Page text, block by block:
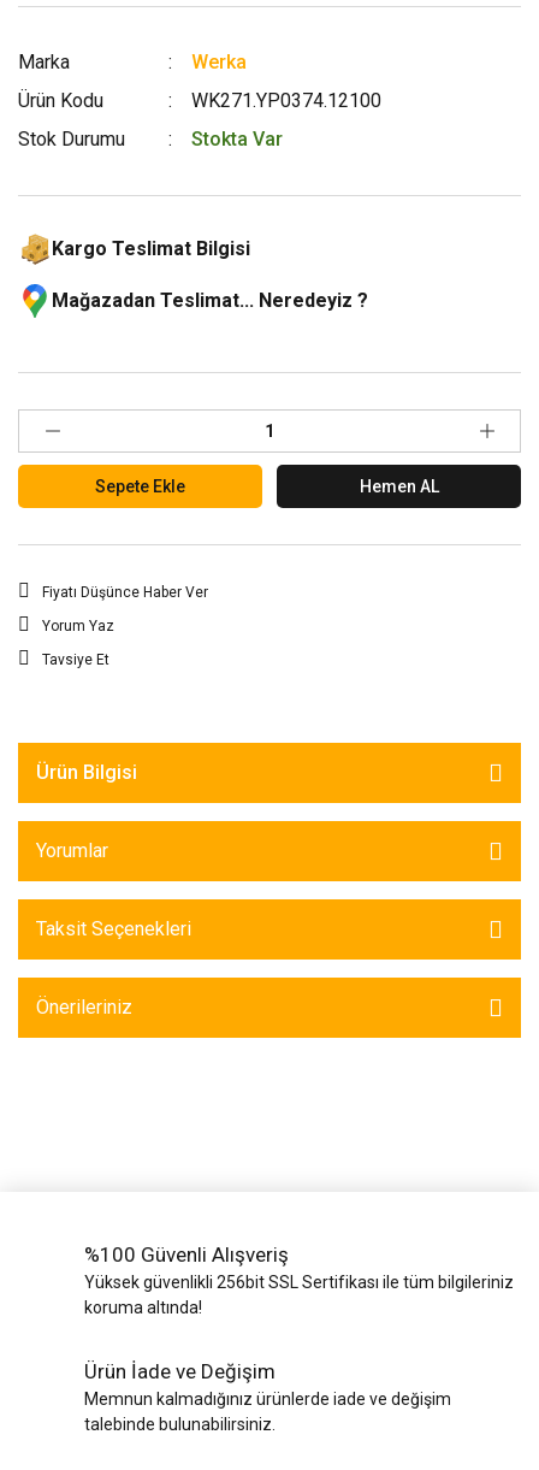
Marka
Werka
Ürün Kodu
WK271.YP0374.12100
Stok Durumu
Stokta Var
Kargo Teslimat Bilgisi
Mağazadan Teslimat... Neredeyiz ?
Sepete Ekle Hemen AL
Fiyatı Düşünce Haber Ver
Yorum Yaz
Tavsiye Et
Ürün Bilgisi
Yorumlar
Taksit Seçenekleri
Önerileriniz
%100 Güvenli Alışveriş
Yüksek güvenlikli 256bit SSL Sertifikası ile tüm bilgileriniz
koruma altında!
Ürün İade ve Değişim
Memnun kalmadığınız ürünlerde iade ve değişim
talebinde bulunabilirsiniz.